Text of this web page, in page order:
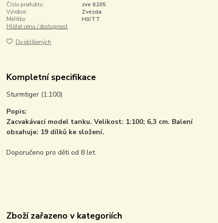
Číslo produktu:
zve 6205
Výrobce:
Zvezda
Měřítko:
H0/TT
Hlídat cenu / dostupnost
Do oblíbených
Kompletní specifikace
Sturmtiger (1:100)
Popis:
Zacvakávací model tanku. Velikost: 1:100; 6,3 cm. Balení
obsahuje: 19 dílků ke složení.
Doporučeno pro děti od 8 let.
Zboží zařazeno v kategoriích